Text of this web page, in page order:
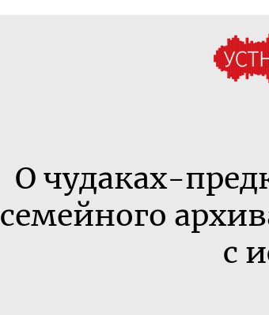
О чудаках-
семейного
с